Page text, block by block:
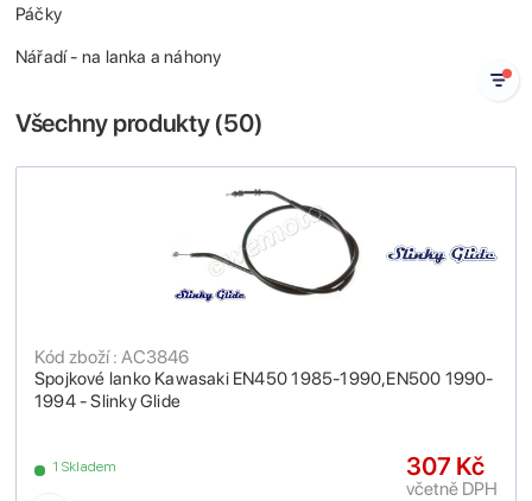
Páčky
Nářadí - na lanka a náhony
Všechny produkty (50)
Spojkové lanko Kawasaki EN450 1985-1990,EN500 1990-
1994 - Slinky Glide
Kód zboží : AC3846
1 Skladem 307 Kč
včetně DPH